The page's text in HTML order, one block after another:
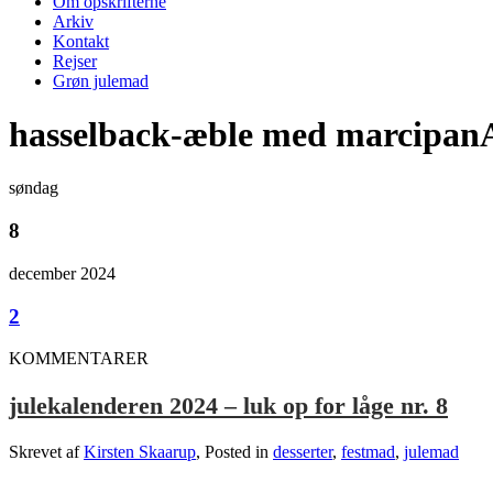
Arkiv
Kontakt
Rejser
Grøn julemad
hasselback-æble med
søndag
8
december 2024
2
KOMMENTARER
julekalenderen 2024 – luk op for låge nr. 8
Skrevet afKirsten Skaarup, Posted in desserter, festmad, julemad